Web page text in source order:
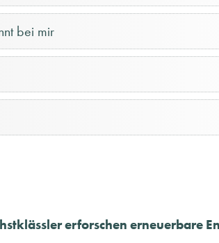
bei mir
erforschen erneuerbare